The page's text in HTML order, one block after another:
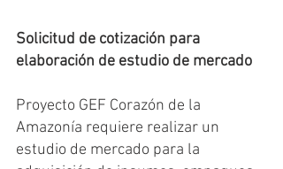
Solicitud de cotización para
elaboración de estudio de mercado
Proyecto GEF Corazón de la
Amazonía requiere realizar un
estudio de mercado para la